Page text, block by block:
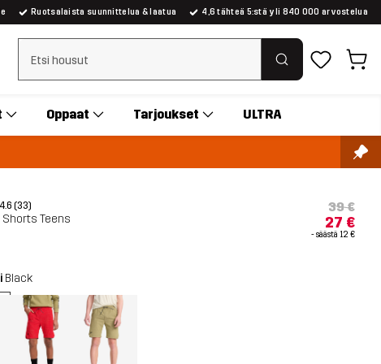
Ruotsalaista suunnittelua & laatua 4,6 tähteä 5:stä yli 840 000 arvostelua
Tyhjennä haku
Oppaat Tarjoukset ULTRA
4.6 (33)
Shorts Teens
39 €
27 €
- säästä 12 €
Black